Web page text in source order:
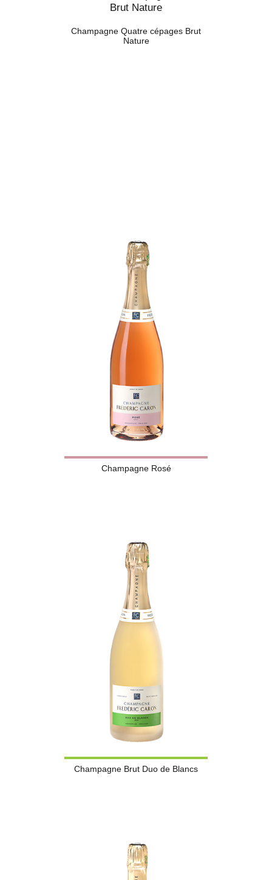
Champagne Quatre cépages Brut
Nature
Champagne Rosé
Champagne Brut Duo de Blancs